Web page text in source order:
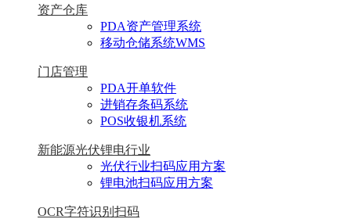
资产仓库
PDA资产管理系统
移动仓储系统WMS
门店管理
PDA开单软件
进销存条码系统
POS收银机系统
新能源光伏锂电行业
光伏行业扫码应用方案
锂电池扫码应用方案
OCR字符识别扫码